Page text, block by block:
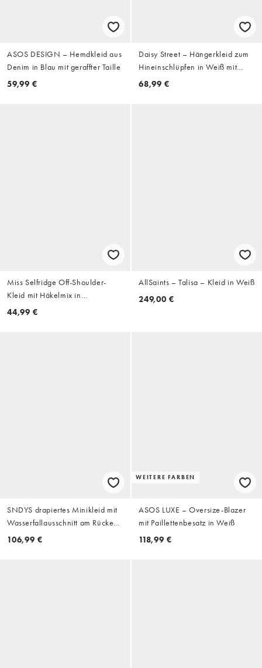
ASOS DESIGN – Hemdkleid aus
Denim in Blau mit geraffter Taille
59,99 €
Daisy Street – Hängerkleid zum
Hineinschlüpfen in Weiß mit
Blumenstickerei
68,99 €
Miss Selfridge Off-Shoulder-
Kleid mit Häkelmix in
Cremeweiß
44,99 €
AllSaints – Talisa – Kleid in Weiß
249,00 €
SNDYS drapiertes Minikleid mit
Wasserfallausschnitt am Rücken
und geraffter Taille in
106,99 €
WEITERE FARBEN
ASOS LUXE – Oversize-Blazer
mit Paillettenbesatz in Weiß
118,99 €